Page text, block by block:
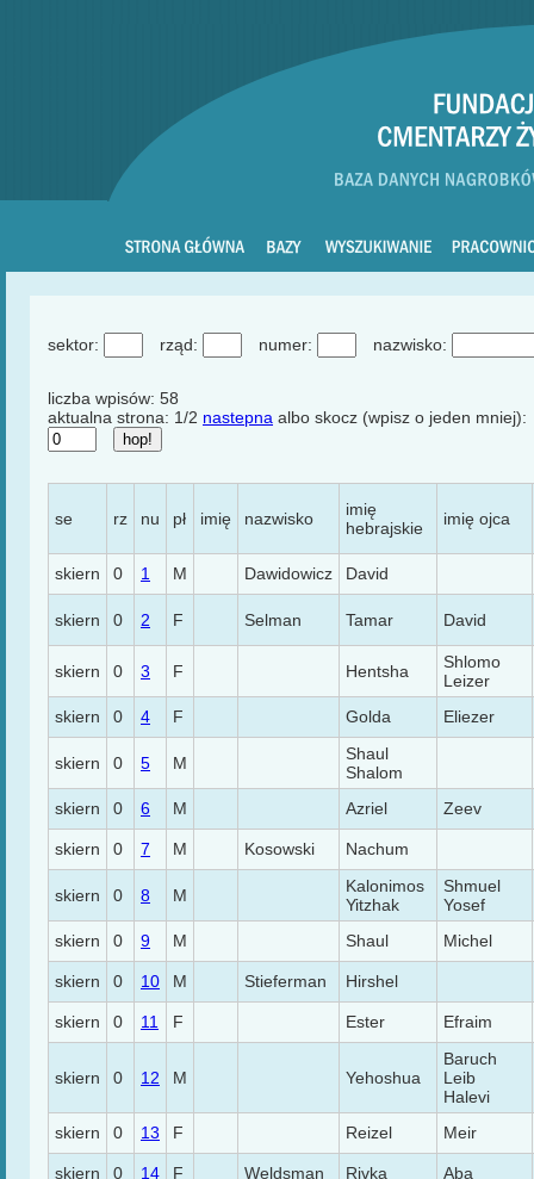
sektor: rząd: numer: nazwisko:
liczba wpisów: 58
aktualna strona: 1/2 nastepna albo skocz (wpisz o jeden mniej):
se rz nu pł imię nazwisko
imię
hebrajskie
imię ojca
skiern 0 1 M Dawidowicz David
skiern 0 2 F Selman Tamar David
skiern 0 3 F Hentsha
Shlomo
Leizer
skiern
0 4 F Golda Eliezer
skiern 0 5 M
Shaul
Shalom
skiern
0 6 M Azriel Zeev
skiern 0 7 M Kosowski Nachum
skiern 0 8 M
Kalonimos
Yitzhak
Shmuel
Yosef
skiern
0 9 M Shaul Michel
skiern 0 10 M Stieferman Hirshel
skiern 0 11 F Ester Efraim
skiern 0 12 M Yehoshua
Baruch
Leib
Halevi
skiern
0 13 F Reizel Meir
skiern 0 14 F Weldsman Rivka Aba